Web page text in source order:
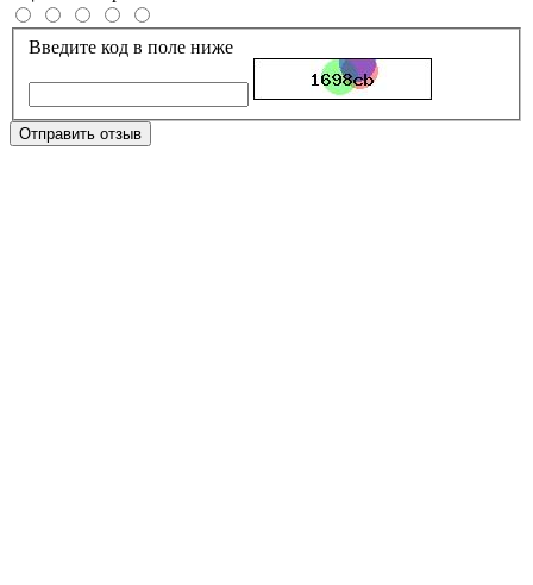
Введите код в поле ниже
Отправить отзыв